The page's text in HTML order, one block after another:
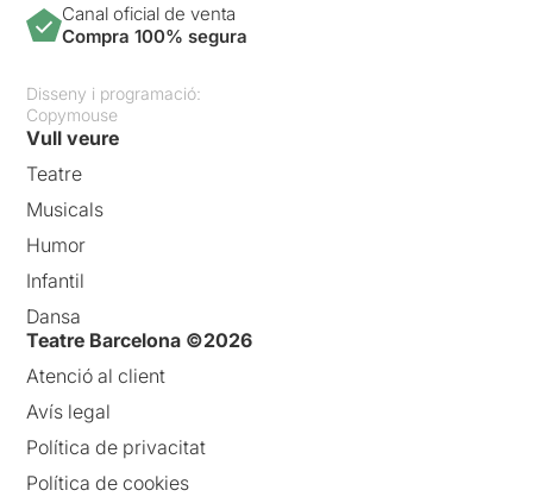
Canal oficial de venta
Compra 100% segura
Disseny i programació:
Copymouse
Vull veure
Teatre
Musicals
Humor
Infantil
Dansa
Teatre Barcelona ©2026
Atenció al client
Avís legal
Política de privacitat
Política de cookies